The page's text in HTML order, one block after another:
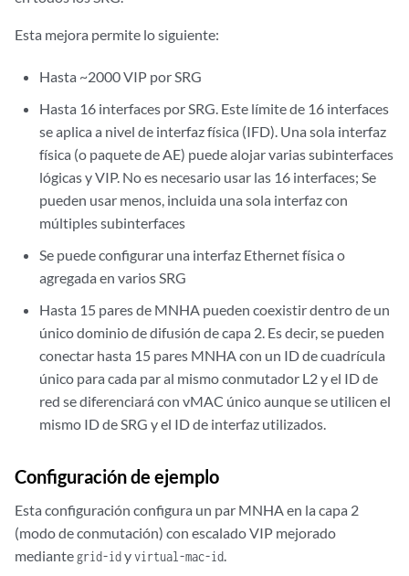
Esta mejora permite lo siguiente:
Hasta ~2000 VIP por SRG
Hasta 16 interfaces por SRG. Este límite de 16 interfaces
se aplica a nivel de interfaz física (IFD). Una sola interfaz
física (o paquete de AE) puede alojar varias subinterfaces
lógicas y VIP. No es necesario usar las 16 interfaces; Se
pueden usar menos, incluida una sola interfaz con
múltiples subinterfaces
Se puede configurar una interfaz Ethernet física o
agregada en varios SRG
Hasta 15 pares de MNHA pueden coexistir dentro de un
único dominio de difusión de capa 2. Es decir, se pueden
conectar hasta 15 pares MNHA con un ID de cuadrícula
único para cada par al mismo conmutador L2 y el ID de
red se diferenciará con vMAC único aunque se utilicen el
mismo ID de SRG y el ID de interfaz utilizados.
Configuración de ejemplo
Esta configuración configura un par MNHA en la capa 2
(modo de conmutación) con escalado VIP mejorado
mediante grid-idyvirtual-mac-id.